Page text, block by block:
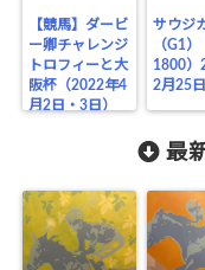
【競馬】ダービ
ー卿チャレンジ
トロフィーと大
阪杯（2022年4
月2日・3日）
サウジ
（G1）
1800）
2月25日
最